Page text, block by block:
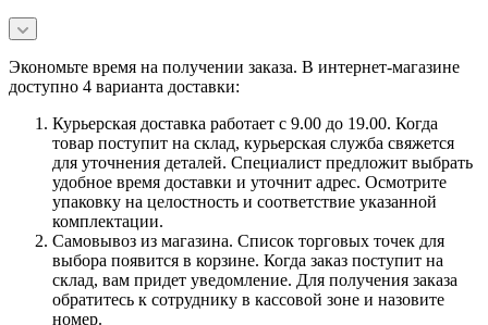
Экономьте время на получении заказа. В интернет-магазине
доступно 4 варианта доставки:
Курьерская доставка работает с 9.00 до 19.00. Когда
товар поступит на склад, курьерская служба свяжется
для уточнения деталей. Специалист предложит выбрать
удобное время доставки и уточнит адрес. Осмотрите
упаковку на целостность и соответствие указанной
комплектации.
Самовывоз из магазина. Список торговых точек для
выбора появится в корзине. Когда заказ поступит на
склад, вам придет уведомление. Для получения заказа
обратитесь к сотруднику в кассовой зоне и назовите
номер.